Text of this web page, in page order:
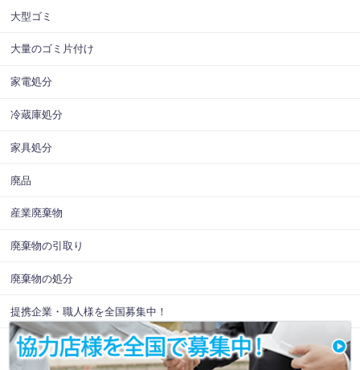
大型ゴミ
大量のゴミ片付け
家電処分
冷蔵庫処分
家具処分
廃品
産業廃棄物
廃棄物の引取り
廃棄物の処分
提携企業・職人様を全国募集中！